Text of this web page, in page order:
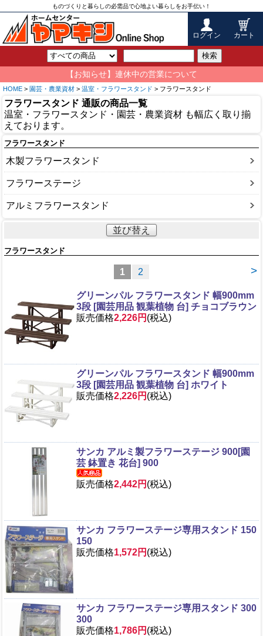
ものづくりと暮らしの必需品で心地よい暮らしをお手伝い！
ログイン カート
検索
【お知らせ】連休中の営業について
HOME > 園芸・農業資材 > 温室・フラワースタンド > フラワースタンド
フラワースタンド 通販の商品一覧
温室・フラワースタンド・園芸・農業資材 も幅広く取り揃
えております。
フラワースタンド
木製フラワースタンド
フラワーステージ
アルミフラワースタンド
並び替え
フラワースタンド
>
1 2
グリーンパル フラワースタンド 幅900mm
3段 [園芸用品 観葉植物 台] チョコブラウン
販売価格2,226円 (税込)
グリーンパル フラワースタンド 幅900mm
3段 [園芸用品 観葉植物 台] ホワイト
販売価格2,226円 (税込)
サンカ アルミ製フラワーステージ 900[園
芸 鉢置き 花台] 900
販売価格2,442円 (税込)
サンカ フラワーステージ専用スタンド 150
150
販売価格1,572円 (税込)
サンカ フラワーステージ専用スタンド 300
300
販売価格1,786円 (税込)